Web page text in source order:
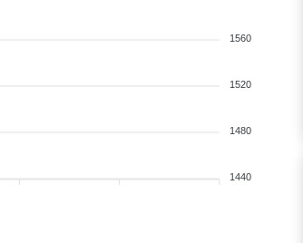
1560
1520
1480
1440